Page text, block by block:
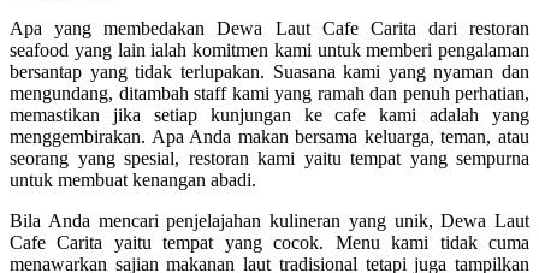
Apa yang membedakan Dewa Laut Cafe Carita dari restoran
seafood yang lain ialah komitmen kami untuk memberi pengalaman
bersantap yang tidak terlupakan. Suasana kami yang nyaman dan
mengundang, ditambah staff kami yang ramah dan penuh perhatian,
memastikan jika setiap kunjungan ke cafe kami adalah yang
menggembirakan. Apa Anda makan bersama keluarga, teman, atau
seorang yang spesial, restoran kami yaitu tempat yang sempurna
untuk membuat kenangan abadi.
Bila Anda mencari penjelajahan kulineran yang unik, Dewa Laut
Cafe Carita yaitu tempat yang cocok. Menu kami tidak cuma
menawarkan sajian makanan laut tradisional tetapi juga tampilkan